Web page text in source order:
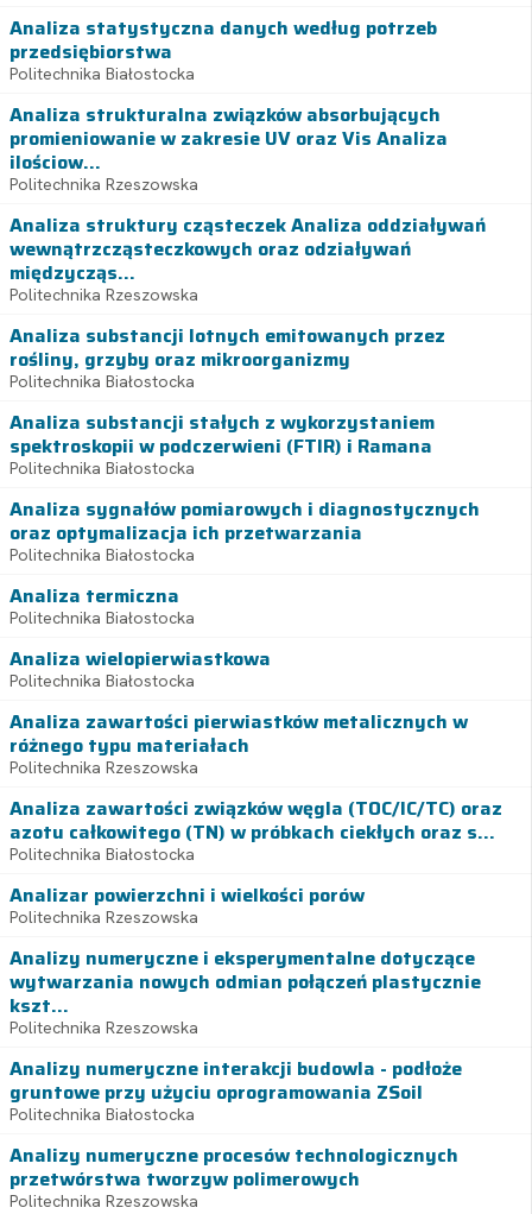
Analiza statystyczna danych według potrzeb
przedsiębiorstwa
Politechnika Białostocka
Analiza strukturalna związków absorbujących
promieniowanie w zakresie UV oraz Vis Analiza
ilościow...
Politechnika Rzeszowska
Analiza struktury cząsteczek Analiza oddziaływań
wewnątrzcząsteczkowych oraz odziaływań
międzycząs...
Politechnika Rzeszowska
Analiza substancji lotnych emitowanych przez
rośliny, grzyby oraz mikroorganizmy
Politechnika Białostocka
Analiza substancji stałych z wykorzystaniem
spektroskopii w podczerwieni (FTIR) i Ramana
Politechnika Białostocka
Analiza sygnałów pomiarowych i diagnostycznych
oraz optymalizacja ich przetwarzania
Politechnika Białostocka
Analiza termiczna
Politechnika Białostocka
Analiza wielopierwiastkowa
Politechnika Białostocka
Analiza zawartości pierwiastków metalicznych w
różnego typu materiałach
Politechnika Rzeszowska
Analiza zawartości związków węgla (TOC/IC/TC) oraz
azotu całkowitego (TN) w próbkach ciekłych oraz s...
Politechnika Białostocka
Analizar powierzchni i wielkości porów
Politechnika Rzeszowska
Analizy numeryczne i eksperymentalne dotyczące
wytwarzania nowych odmian połączeń plastycznie
kszt...
Politechnika Rzeszowska
Analizy numeryczne interakcji budowla - podłoże
gruntowe przy użyciu oprogramowania ZSoil
Politechnika Białostocka
Analizy numeryczne procesów technologicznych
przetwórstwa tworzyw polimerowych
Politechnika Rzeszowska